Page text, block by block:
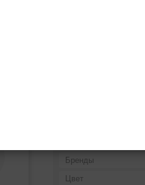
Бренды
Цвет